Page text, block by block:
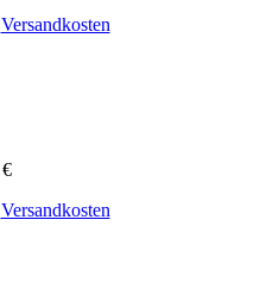
Versandkosten
€
Versandkosten